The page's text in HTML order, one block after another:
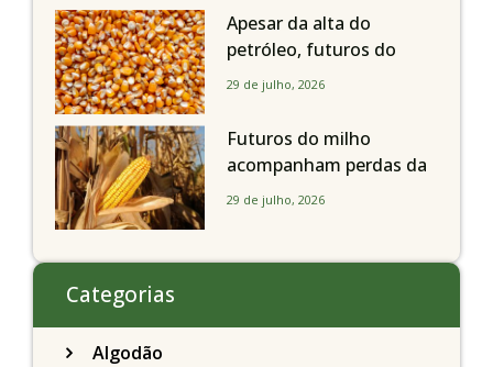
de R$ 150/sc
Apesar da alta do
petróleo, futuros do
milho recuam em
a soja nesta quarta-feira
29 de julho, 2026
Futuros do milho
acompanham perdas da
soja e fecham quarta-
29 de julho, 2026
Categorias
Algodão